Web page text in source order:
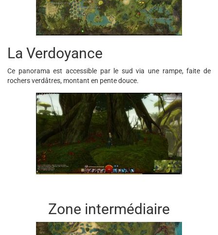
La Verdoyance
Ce panorama est accessible par le sud via une rampe, faite de
rochers verdâtres, montant en pente douce.
Zone intermédiaire